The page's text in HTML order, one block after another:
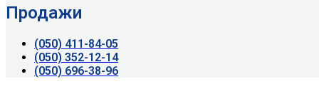
Продажи
(050) 411-84-05
(050) 352-12-14
(050) 696-38-96